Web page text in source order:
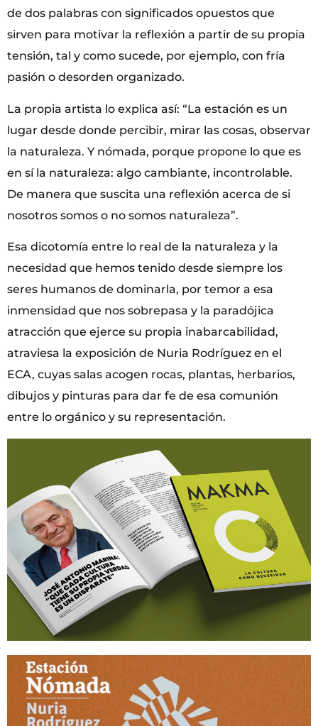
de dos palabras con significados opuestos que
sirven para motivar la reflexión a partir de su propia
tensión, tal y como sucede, por ejemplo, con fría
pasión o desorden organizado.
La propia artista lo explica así: “La estación es un
lugar desde donde percibir, mirar las cosas, observar
la naturaleza. Y nómada, porque propone lo que es
en sí la naturaleza: algo cambiante, incontrolable.
De manera que suscita una reflexión acerca de si
nosotros somos o no somos naturaleza”.
Esa dicotomía entre lo real de la naturaleza y la
necesidad que hemos tenido desde siempre los
seres humanos de dominarla, por temor a esa
inmensidad que nos sobrepasa y la paradójica
atracción que ejerce su propia inabarcabilidad,
atraviesa la exposición de Nuria Rodríguez en el
ECA, cuyas salas acogen rocas, plantas, herbarios,
dibujos y pinturas para dar fe de esa comunión
entre lo orgánico y su representación.